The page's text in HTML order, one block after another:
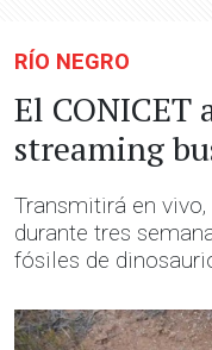
RÍO NEGRO
El CONICET
streaming
Transmitirá en
durante tres
fósiles de